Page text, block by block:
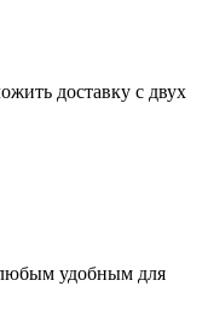
доставку с двух
удобным для